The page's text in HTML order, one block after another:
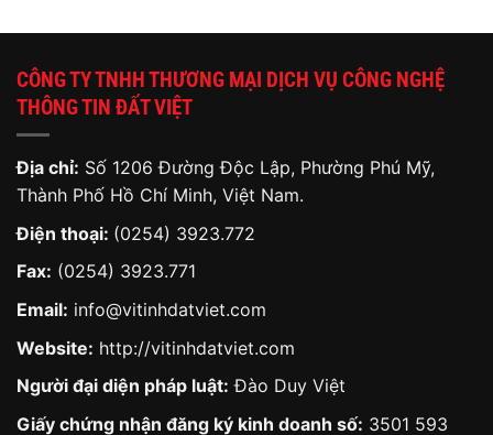
CÔNG TY TNHH THƯƠNG MẠI DỊCH VỤ CÔNG NGHỆ
THÔNG TIN ĐẤT VIỆT
Địa chỉ: Số 1206 Đường Độc Lập, Phường Phú Mỹ,
Thành Phố Hồ Chí Minh, Việt Nam.
Điện thoại: (0254) 3923.772
Fax: (0254) 3923.771
Email: info@vitinhdatviet.com
Website: http://vitinhdatviet.com
Người đại diện pháp luật: Đào Duy Việt
Giấy chứng nhận đăng ký kinh doanh số: 3501 593